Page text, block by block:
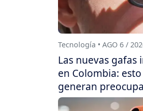
Tecnología • AGO 6 /
Las nuevas gafas
en Colombia:
generan